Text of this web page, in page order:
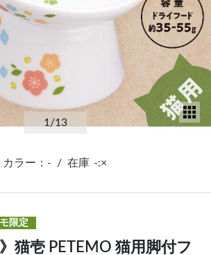
1/13
カラー：- / 在庫 -:×
限定
猫壱 PETEMO 猫用脚付フ